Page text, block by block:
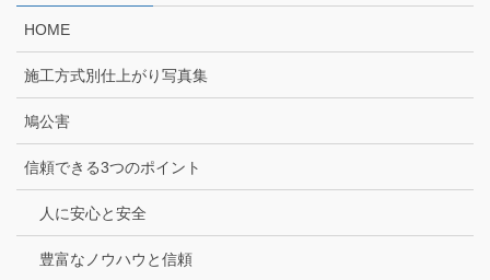
HOME
施工方式別仕上がり写真集
鳩公害
信頼できる3つのポイント
人に安心と安全
豊富なノウハウと信頼